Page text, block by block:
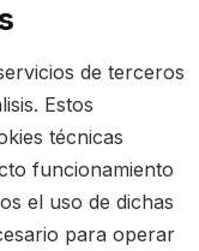
de terceros
Estos
técnicas
funcionamiento
el uso de dichas
para operar